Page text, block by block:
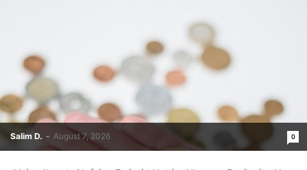
Salim D. - August 7, 2026 0